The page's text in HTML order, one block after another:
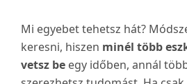
Mi egyebet tehetsz hát?
keresni, hiszen minél több
vetsz be egy időben, annál